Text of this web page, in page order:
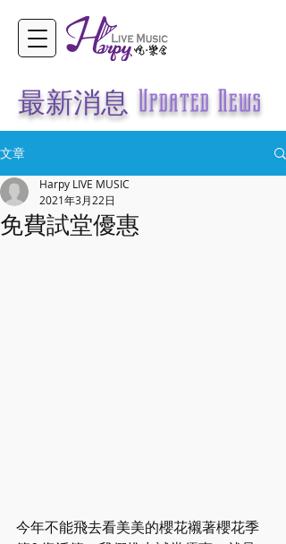
最新消息 Updated News
文章
免費試堂優惠
Harpy LIVE MUSIC
2021年3月22日
今年不能飛去看美美的櫻花襯著櫻花季